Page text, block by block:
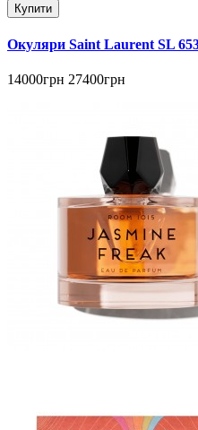
Купити
Окуляри Saint Laurent SL
14000грн 27400грн